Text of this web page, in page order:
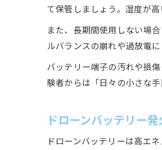
て保管しましょう。湿度が
また、長期間使用しない場
ルバランスの崩れや過放電
バッテリー端子の汚れや損
験者からは「日々の小さな
ドローンバッテリー
ドローンバッテリーは高エ